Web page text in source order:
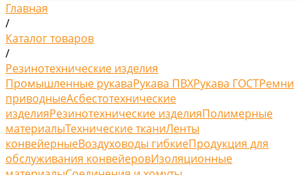
Главная
/
Каталог товаров
/
Резинотехнические изделия
Промышленные рукаваРукава ПВХРукава ГОСТРемни
приводныеАсбестотехнические
изделияРезинотехнические изделияПолимерные
материалыТехнические тканиЛенты
конвейерныеВоздуховоды гибкиеПродукция для
обслуживания конвейеровИзоляционные